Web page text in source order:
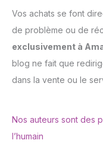
Vos achats se font
de problème ou de
exclusivement à
blog ne fait que
dans la vente ou le
Nos auteurs sont des
l’humain